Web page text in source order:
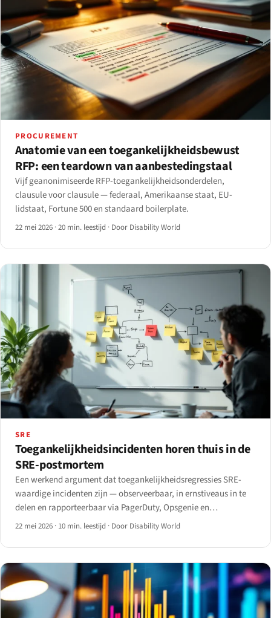
PROCUREMENT
Anatomie van een toegankelijkheidsbewust
RFP: een teardown van aanbestedingstaal
Vijf geanonimiseerde RFP-toegankelijkheidsonderdelen,
clausule voor clausule — federaal, Amerikaanse staat, EU-
lidstaat, Fortune 500 en standaard boilerplate.
22 mei 2026 ·20 min. leestijd · Door Disability World
SRE
Toegankelijkheidsincidenten horen thuis in de
SRE-postmortem
Een werkend argument dat toegankelijkheidsregressies SRE-
waardige incidenten zijn — observeerbaar, in ernstiveaus in te
delen en rapporteerbaar via PagerDuty, Opsgenie en
Statuspage.
22 mei 2026 · 10 min. leestijd · Door Disability World